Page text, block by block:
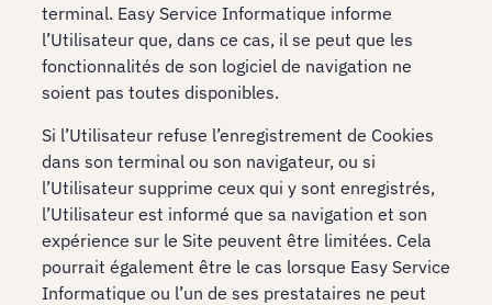
terminal. Easy Service Informatique informe
l’Utilisateur que, dans ce cas, il se peut que les
fonctionnalités de son logiciel de navigation ne
soient pas toutes disponibles.
Si l’Utilisateur refuse l’enregistrement de Cookies
dans son terminal ou son navigateur, ou si
l’Utilisateur supprime ceux qui y sont enregistrés,
l’Utilisateur est informé que sa navigation et son
expérience sur le Site peuvent être limitées. Cela
pourrait également être le cas lorsque Easy Service
Informatique ou l’un de ses prestataires ne peut